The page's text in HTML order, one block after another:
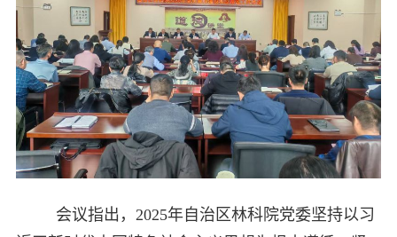
会议指出，2025年自治区林科院党委坚持以习